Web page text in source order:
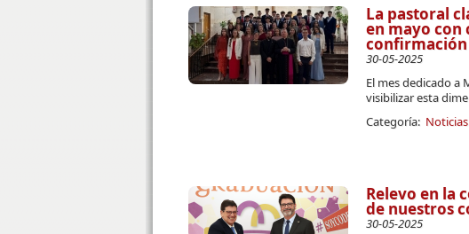
La pastoral
en mayo con
confirmación
30-05-2025
El mes dedicado a
visibilizar esta
Categoría:
Relevo en la
de nuestros
30-05-2025